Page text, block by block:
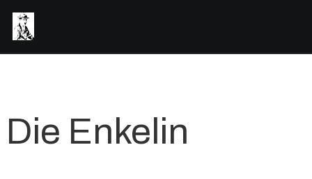
Die Enkelin